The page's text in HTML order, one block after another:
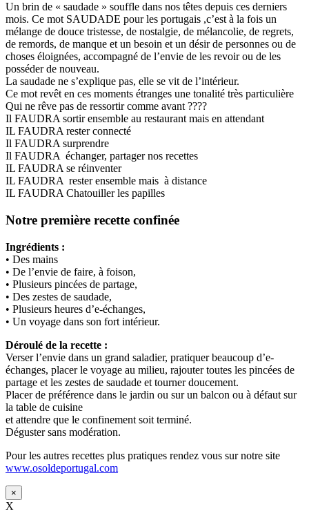
Un brin de « saudade » souffle dans nos têtes depuis ces derniers
mois. Ce mot SAUDADE pour les portugais ,c’est à la fois un
mélange de douce tristesse, de nostalgie, de mélancolie, de regrets,
de remords, de manque et un besoin et un désir de personnes ou de
choses éloignées, accompagné de l’envie de les revoir ou de les
posséder de nouveau.
La saudade ne s’explique pas, elle se vit de l’intérieur.
Ce mot revêt en ces moments étranges une tonalité très particulière
Qui ne rêve pas de ressortir comme avant ????
Il FAUDRA sortir ensemble au restaurant mais en attendant
IL FAUDRA rester connecté
Il FAUDRA surprendre
Il FAUDRA échanger, partager nos recettes
IL FAUDRA se réinventer
IL FAUDRA rester ensemble mais à distance
IL FAUDRA Chatouiller les papilles
Notre première recette confinée
Ingrédients :
• Des mains
• De l’envie de faire, à foison,
• Plusieurs pincées de partage,
• Des zestes de saudade,
• Plusieurs heures d’e-échanges,
• Un voyage dans son fort intérieur.
Déroulé de la recette :
Verser l’envie dans un grand saladier, pratiquer beaucoup d’e-
échanges, placer le voyage au milieu, rajouter toutes les pincées de
partage et les zestes de saudade et tourner doucement.
Placer de préférence dans le jardin ou sur un balcon ou à défaut sur
la table de cuisine
et attendre que le confinement soit terminé.
Déguster sans modération.
Pour les autres recettes plus pratiques rendez vous sur notre site
www.osoldeportugal.com
×
X